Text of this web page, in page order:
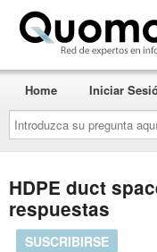
Introduzca
su
pregunta
aquí...
Home Iniciar
HDPE duct
respuestas
SUSCRIBIRSE